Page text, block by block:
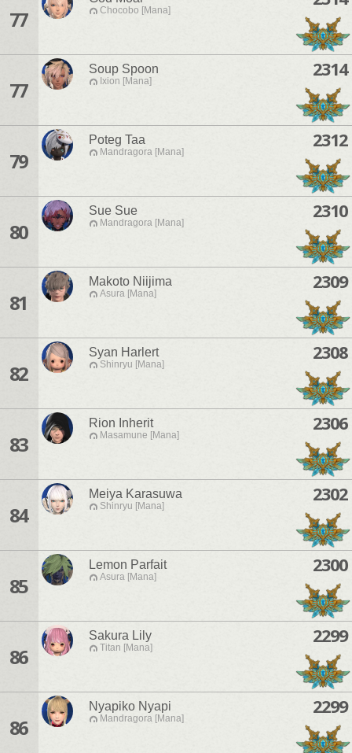
77 Chocobo [Mana]
77
Soup Spoon
Ixion [Mana]
2314
79
Poteg Taa
Mandragora [Mana]
2312
80
Sue Sue
Mandragora [Mana]
2310
81
Makoto Niijima
Asura [Mana]
2309
82
Syan Harlert
Shinryu [Mana]
2308
83
Rion Inherit
Masamune [Mana]
2306
84
Meiya Karasuwa
Shinryu [Mana]
2302
85
Lemon Parfait
Asura [Mana]
2300
86
Sakura Lily
Titan [Mana]
2299
86
Nyapiko Nyapi
Mandragora [Mana]
2299